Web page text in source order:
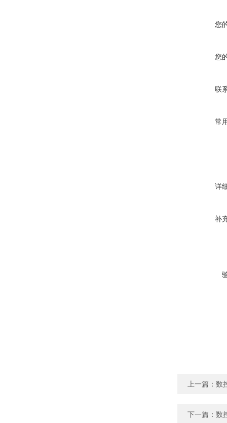
您
您
联
常
详
补
上一篇： 数
下一篇： 数